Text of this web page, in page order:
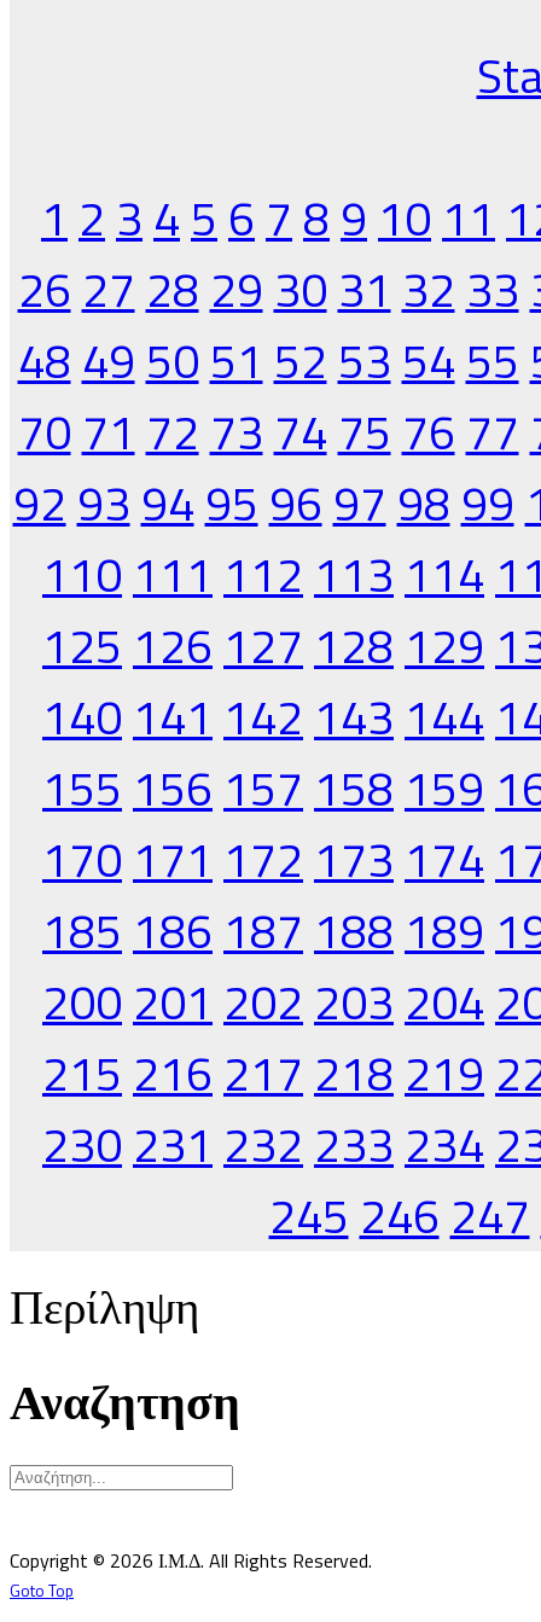
1 2 3 4 5 6 7 8 9 10 11
26 27 28 29 30 31 32 33
48 49 50 51 52 53 54 55
70 71 72 73 74 75 76 77
92 93 94 95 96 97 98 99
110 111 112 113 114
125 126 127 128 129
140 141 142 143 144
155 156 157 158 159
170 171 172 173 174
185 186 187 188 189
200 201 202 203 204
215 216 217 218 219
230 231 232 233 234
245 246 247
Περίληψη
Αναζητηση
Copyright © 2026 Ι.Μ.Δ. All Rights Reserved.
Goto Top